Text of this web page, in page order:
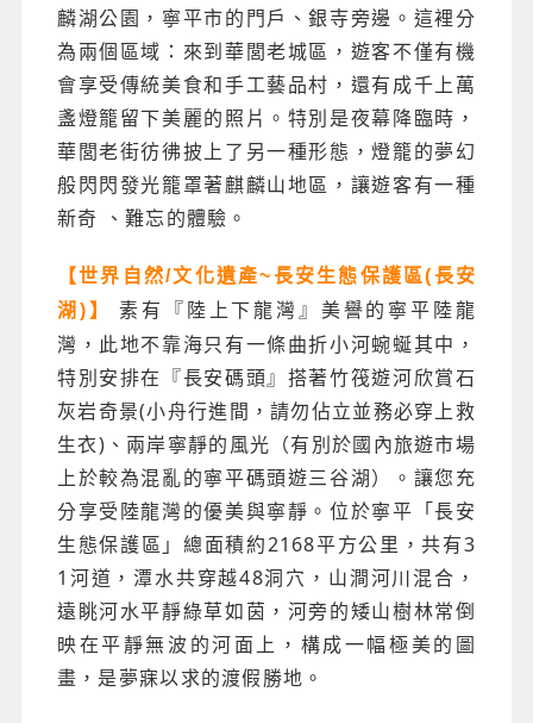
麟湖公園，寧平市的門戶、銀寺旁邊。這裡分
為兩個區域：來到華閭老城區，遊客不僅有機
會享受傳統美食和手工藝品村，還有成千上萬
盞燈籠留下美麗的照片。特別是夜幕降臨時，
華閭老街彷彿披上了另一種形態，燈籠的夢幻
般閃閃發光籠罩著麒麟山地區，讓遊客有一種
新奇 、難忘的體驗。
【世界自然/文化遺產~長安生態保護區(長安
湖)】
素有『陸上下龍灣』美譽的寧平陸龍
灣，此地不靠海只有一條曲折小河蜿蜒其中，
特別安排在『長安碼頭』搭著竹筏遊河欣賞石
灰岩奇景(小舟行進間，請勿佔立並務必穿上救
生衣)、兩岸寧靜的風光（有別於國內旅遊市場
上於較為混亂的寧平碼頭遊三谷湖）。讓您充
分享受陸龍灣的優美與寧靜。位於寧平「長安
生態保護區」總面積約2168平方公里，共有3
1河道，潭水共穿越48洞穴，山澗河川混合，
遠眺河水平靜綠草如茵，河旁的矮山樹林常倒
映在平靜無波的河面上，構成一幅極美的圖
畫，是夢寐以求的渡假勝地。